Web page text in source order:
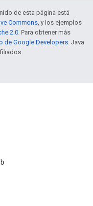
de esta página está
Commons, y los ejemplos
2.0. Para obtener más
de Google Developers. Java